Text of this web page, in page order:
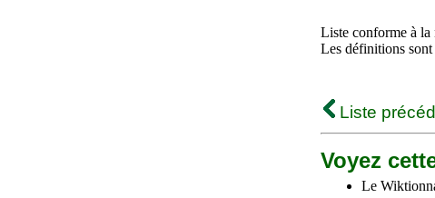
Liste conforme à
Les définitions
Liste
Voyez
Le